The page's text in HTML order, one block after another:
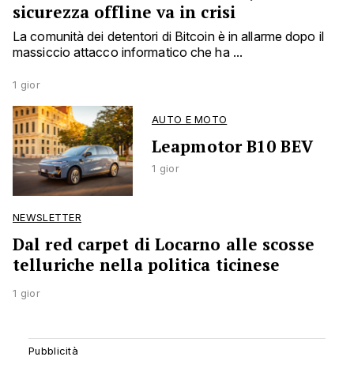
sicurezza offline va in crisi
La comunità dei detentori di Bitcoin è in allarme dopo il
massiccio attacco informatico che ha ...
1 gior
AUTO E MOTO
Leapmotor B10 BEV
1 gior
NEWSLETTER
Dal red carpet di Locarno alle scosse
telluriche nella politica ticinese
1 gior